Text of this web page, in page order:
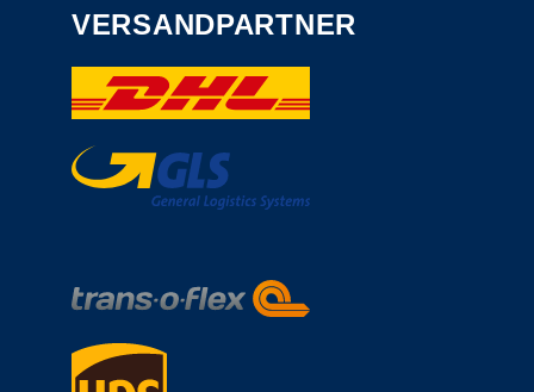
VERSANDPARTNER